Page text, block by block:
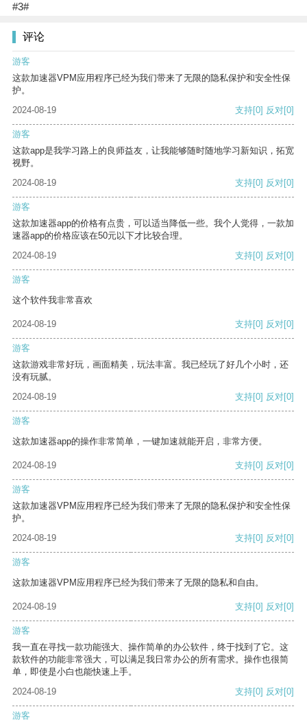
#3#
评论
游客
这款加速器VPM应用程序已经为我们带来了无限的隐私保护和安全性保
护。
2024-08-19
支持[0] 反对[0]
游客
这款app是我学习路上的良师益友，让我能够随时随地学习新知识，拓宽
视野。
2024-08-19
支持[0] 反对[0]
游客
这款加速器app的价格有点贵，可以适当降低一些。我个人觉得，一款加
速器app的价格应该在50元以下才比较合理。
2024-08-19
支持[0] 反对[0]
游客
这个软件我非常喜欢
2024-08-19 支持[0] 反对[0]
游客
这款游戏非常好玩，画面精美，玩法丰富。我已经玩了好几个小时，还
没有玩腻。
2024-08-19
支持[0] 反对[0]
游客
这款加速器app的操作非常简单，一键加速就能开启，非常方便。
2024-08-19 支持[0] 反对[0]
游客
这款加速器VPM应用程序已经为我们带来了无限的隐私保护和安全性保
护。
2024-08-19
支持[0] 反对[0]
游客
这款加速器VPM应用程序已经为我们带来了无限的隐私和自由。
2024-08-19 支持[0] 反对[0]
游客
我一直在寻找一款功能强大、操作简单的办公软件，终于找到了它。这
款软件的功能非常强大，可以满足我日常办公的所有需求。操作也很简
单，即使是小白也能快速上手。
2024-08-19
支持[0] 反对[0]
游客